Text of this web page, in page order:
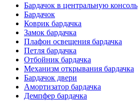
Бардачок в центральную консоль
Бардачок
Коврик бардачка
Замок бардачка
Плафон освещения бардачка
Петля бардачка
Отбойник бардачка
Механизм открывания бардачка
Бардачок двери
Амортизатор бардачка
Демпфер бардачка